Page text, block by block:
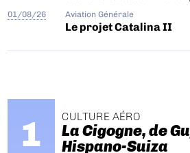
01/08/26 Aviation Générale
Le projet Catalina II
CULTURE AÉRO
La Cigogne, de
Hispano-Suiza